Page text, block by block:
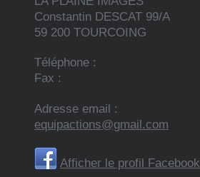
Constantin DESCAT 99/A
59 200 TOURCOING
Téléphone :
Fax :
Adresse email :
equipactions@gmail.com
Afficher le profil Facebook